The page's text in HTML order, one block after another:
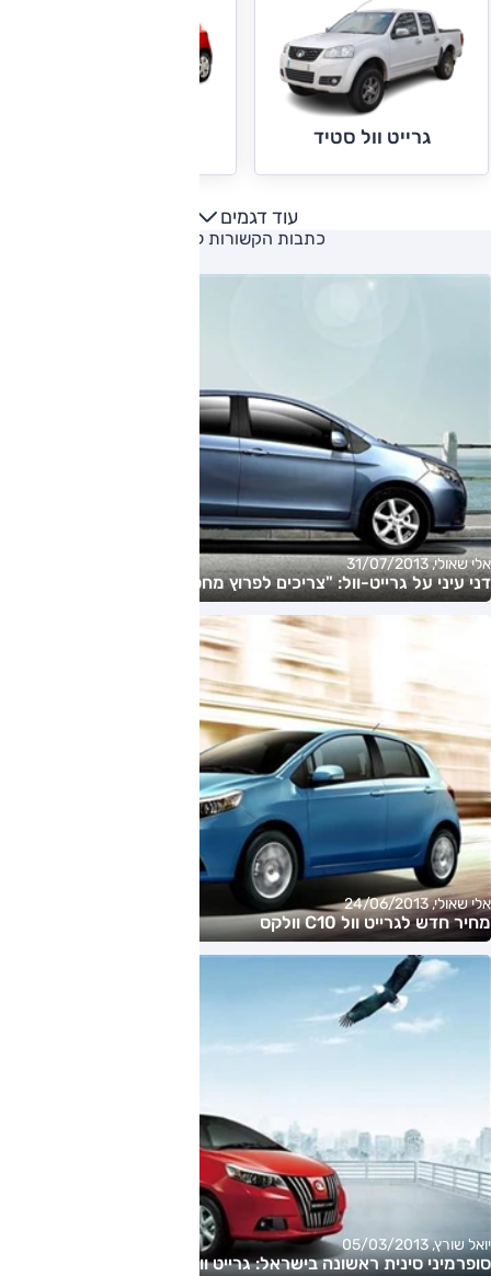
גרייט וול סטיד
עוד דגמים
כתבות הקשורות ליצרן
אלי שאולי, 31/07/2013
דני עיני על גרייט-וול: "צריכים לפרוץ מחסומי היכרות"
אלי שאולי, 24/06/2013
מחיר חדש לגרייט וול C10 וולקס
יואל שורץ, 05/03/2013
סופרמיני סינית ראשונה בישראל: גרייט וול C10 וולקס